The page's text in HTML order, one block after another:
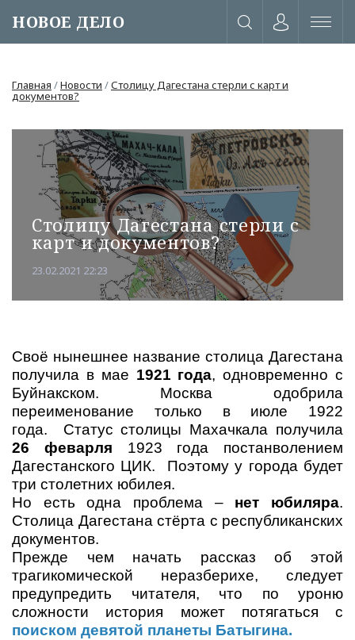
НОВОЕ ДЕЛО
Главная /Новости /Столицу Дагестана стерли с карт и
документов?
Столицу Дагестана стерли с
карт и документов?
23.02.2021 22:23
Своё нынешнее название столица Дагестана
получила в мае 1921 года, одновременно с
Буйнакском. Москва одобрила
переименование только в июле 1922
года. Статус столицы Махачкала получила
26 феварля 1923 года постанволением
Дагестанского ЦИК. Поэтому у города будет
три столетних юбилея.
Но есть одна проблема – нет юбиляра.
Столица Дагестана стёрта с республиканских
документов.
Прежде чем начать рассказ об этой
трагикомической неразберихе, следует
предупредить читателя, что по уроню
сложности история может потягаться с
поиском девятой планеты Батыгина.